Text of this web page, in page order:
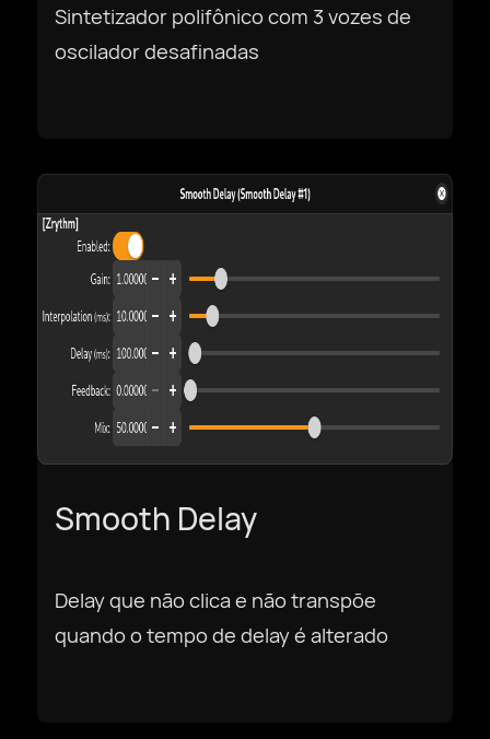
Dansk
English UK
Español
Français
Galego
हिन्दी
Sintetizador polifônico com 3 vozes de
oscilador desafinadas
Smooth Delay
Delay que não clica e não transpõe
quando o tempo de delay é alterado